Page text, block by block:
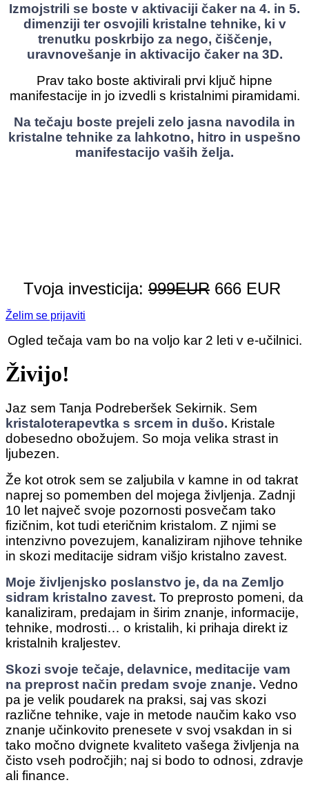
Izmojstrili se boste v aktivaciji čaker na 4. in 5.
dimenziji ter osvojili kristalne tehnike, ki v
trenutku poskrbijo za nego, čiščenje,
uravnovešanje in aktivacijo čaker na 3D.
Prav tako boste aktivirali prvi ključ hipne
manifestacije in jo izvedli s kristalnimi piramidami.
Na tečaju boste prejeli zelo jasna navodila in
kristalne tehnike za lahkotno, hitro in uspešno
manifestacijo vaših želja.
Tvoja investicija: 999EUR 666 EUR
Želim se prijaviti
Ogled tečaja vam bo na voljo kar 2 leti v e-učilnici.
Živijo!
Jaz sem Tanja Podreberšek Sekirnik. Sem
kristaloterapevtka s srcem in dušo. Kristale
dobesedno obožujem. So moja velika strast in
ljubezen.
Že kot otrok sem se zaljubila v kamne in od takrat
naprej so pomemben del mojega življenja. Zadnji
10 let največ svoje pozornosti posvečam tako
fizičnim, kot tudi eteričnim kristalom. Z njimi se
intenzivno povezujem, kanaliziram njihove tehnike
in skozi meditacije sidram višjo kristalno zavest.
Moje življenjsko poslanstvo je, da na Zemljo
sidram kristalno zavest. To preprosto pomeni, da
kanaliziram, predajam in širim znanje, informacije,
tehnike, modrosti… o kristalih, ki prihaja direkt iz
kristalnih kraljestev.
Skozi svoje tečaje, delavnice, meditacije vam
na preprost način predam svoje znanje. Vedno
pa je velik poudarek na praksi, saj vas skozi
različne tehnike, vaje in metode naučim kako vso
znanje učinkovito prenesete v svoj vsakdan in si
tako močno dvignete kvaliteto vašega življenja na
čisto vseh področjih; naj si bodo to odnosi, zdravje
ali finance.